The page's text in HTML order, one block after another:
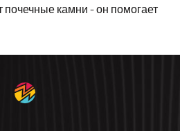
почечные камни - он помогает